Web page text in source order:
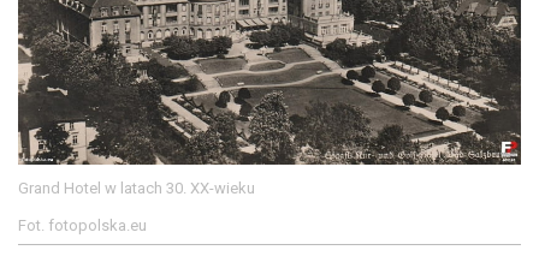
Grand Hotel w latach 30. XX-wieku
Fot. fotopolska.eu